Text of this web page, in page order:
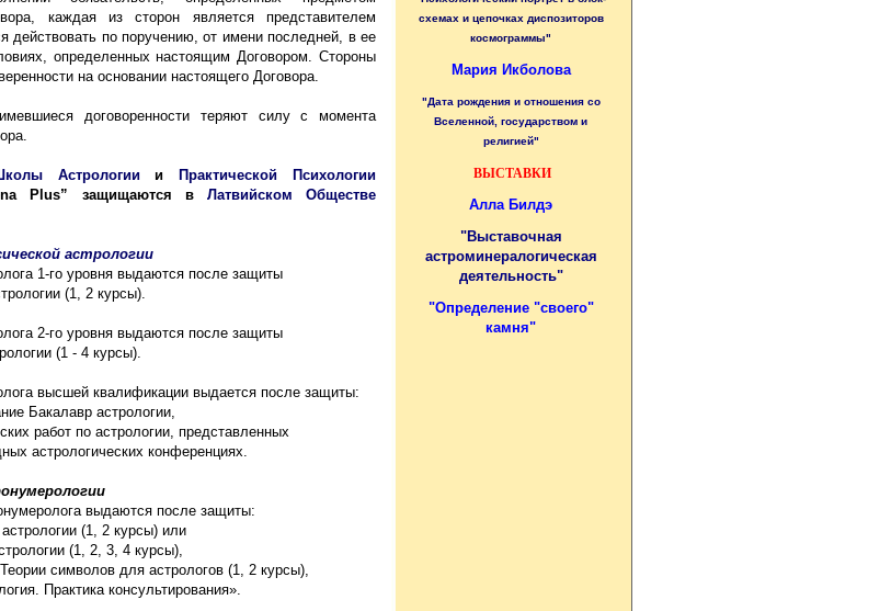
каждая из сторон является представителем
действовать по поручению, от имени последней, в ее
определенных настоящим Договором. Стороны
на основании настоящего Договора.
договоренности теряют силу с момента
Астрологиии
Практической Психологии
Plus” защищаются в Латвийском Обществе
астрологии
1-го уровня выдаются после защиты
(1, 2 курсы).
2-го уровня выдаются после защиты
(1 - 4 курсы).
высшей квалификации выдается после защиты:
Бакалавр астрологии,
работ по астрологии, представленных
астрологических конференциях.
выдаются после защиты:
(1, 2 курсы) или
(1, 2, 3, 4 курсы),
символов для астрологов (1, 2 курсы),
Практика консультирования».
схемах и цепочках диспозиторов
космограммы"
Мария Икболова
"Дата рождения и отношения со
Вселенной, государством и
религией"
ВЫСТАВКИ
Алла Билдэ
"Выставочная
астроминералогическая
деятельность"
"Определение "своего"
камня"